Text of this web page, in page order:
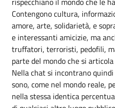
Contengono cultura,
amore, arte, solidarietà, e
e interessanti amicizie, ma
truffatori, terroristi, pedofili,
parte del mondo che si
Nella chat si incontrano
sono, come nel mondo reale,
nella stessa identica